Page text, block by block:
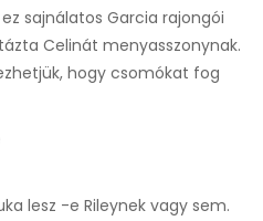
sajnálatos Garcia rajongói
Celinát menyasszonynak.
hogy csomókat fog
lesz -e Rileynek vagy sem.